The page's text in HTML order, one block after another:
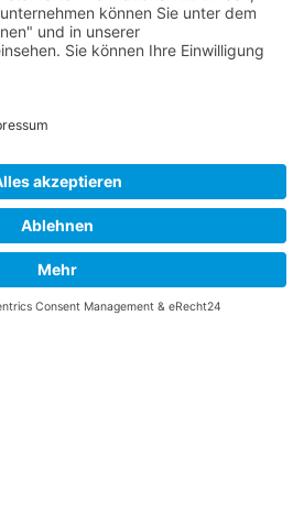
|Login
Bötzingen 2026, Custom Design by
Schreiber